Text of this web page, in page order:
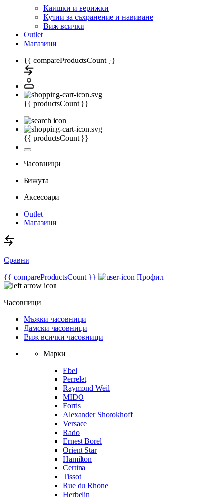
Каишки и верижки
Кутии за съхранение и навиване
Виж всички
Outlet
Магазини
{{ compareProductsCount }}
{{ productsCount }}
{{ productsCount }}
Часовници
Бижута
Аксесоари
Outlet
Магазини
Сравни
{{ compareProductsCount }}
Профил
Часовници
Мъжки часовници
Дамски часовници
Виж всички часовници
Марки
Ebel
Perrelet
Raymond Weil
MIDO
Fortis
Alexander Shorokhoff
Versace
Rado
Ernest Borel
Orient Star
Hamilton
Certina
Tissot
Rue du Rhone
Herbelin